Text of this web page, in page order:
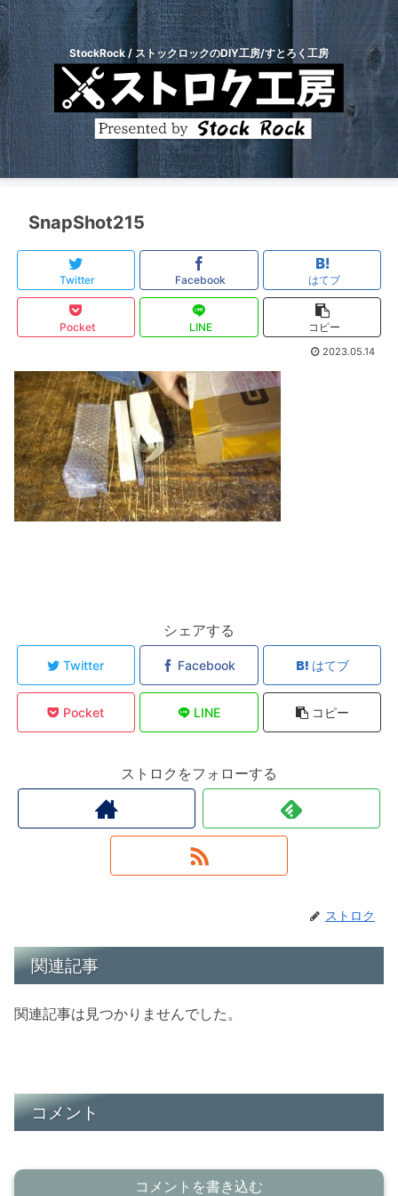
StockRock / ストックロックのDIY工房/すとろく工房
SnapShot215
Twitter Facebook はてブ
Pocket LINE コピー
2023.05.14
シェアする
Twitter Facebook はてブ
Pocket LINE コピー
ストロクをフォローする
ストロク
関連記事
関連記事は見つかりませんでした。
コメント
コメントを書き込む